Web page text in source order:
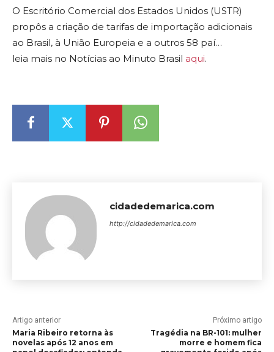
O Escritório Comercial dos Estados Unidos (USTR)
propôs a criação de tarifas de importação adicionais
ao Brasil, à União Europeia e a outros 58 paí…
leia mais no Notícias ao Minuto Brasil aqui.
cidadedemarica.com
http://cidadedemarica.com
Artigo anterior
Maria Ribeiro retorna às
novelas após 12 anos em
Próximo artigo
Tragédia na BR-101: mulher
morre e homem fica